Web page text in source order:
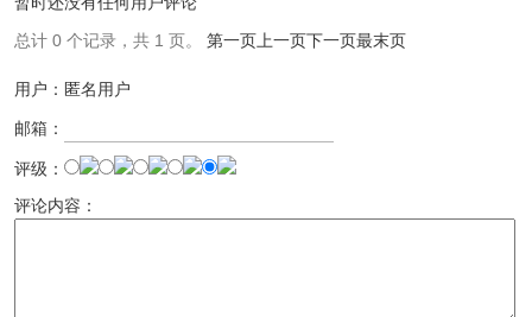
总计 0 个记录，共 1 页。 第一页 上一页下一页最末页
用户：匿名用户
邮箱：
评级：
评论内容：